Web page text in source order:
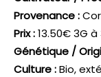
Provenance :
Prix :13.50€ 3G à
Génétique /
Culture :Bio,